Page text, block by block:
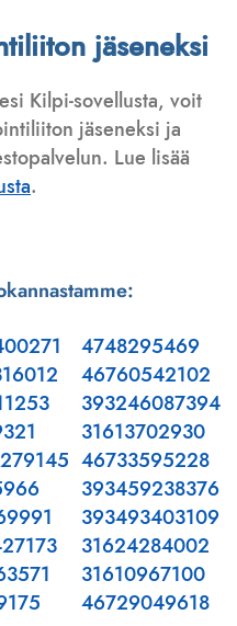
jäseneksi
Kilpi-sovellusta, voit
jäseneksi ja
Lue lisää
.
4748295469
46760542102
393246087394
31613702930
46733595228
393459238376
393493403109
31624284002
31610967100
46729049618